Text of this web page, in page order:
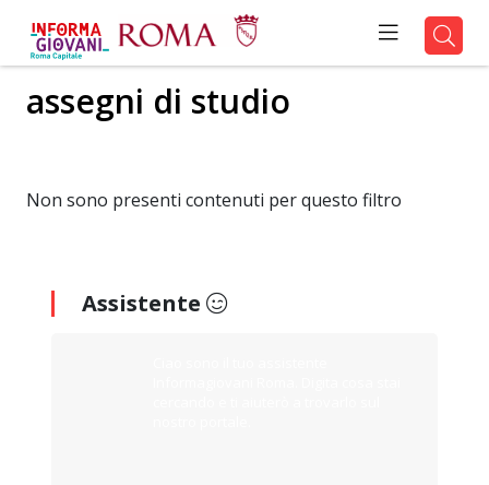
assegni di studio
Non sono presenti contenuti per questo filtro
Assistente